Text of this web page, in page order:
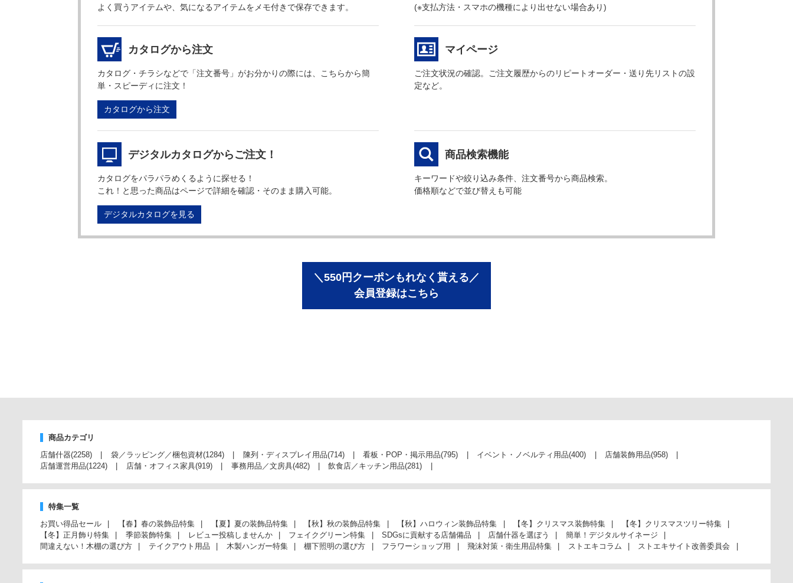
よく買うアイテムや、気になるアイテムをメモ付きで保存できます。
(※支払方法・スマホの機種により出せない場合あり)
カタログから注文
カタログ・チラシなどで「注文番号」がお分かりの際には、こちらから簡
単・スピーディに注文！
カタログから注文
マイページ
ご注文状況の確認。ご注文履歴からのリピートオーダー・送り先リストの設
定など。
デジタルカタログからご注文！
カタログをパラパラめくるように探せる！
これ！と思った商品はページで詳細を確認・そのまま購入可能。
デジタルカタログを見る
商品検索機能
キーワードや絞り込み条件、注文番号から商品検索。
価格順などで並び替えも可能
＼550円クーポンもれなく貰える／
会員登録はこちら
商品カテゴリ
店舗什器(2258) 袋／ラッピング／梱包資材(1284) 陳列・ディスプレイ用品(714) 看板・POP・掲示用品(795) イベント・ノベルティ用品(400) 店舗装飾用品(958)
店舗運営用品(1224) 店舗・オフィス家具(919) 事務用品／文房具(482) 飲食店／キッチン用品(281)
特集一覧
お買い得品セール
【春】春の装飾品特集 【夏】夏の装飾品特集 【秋】秋の装飾品特集 【秋】ハロウィン装飾品特集 【冬】クリスマス装飾特集
【冬】クリスマスツリー特集
【冬】正月飾り特集
季節装飾特集 レビュー投稿しませんか フェイクグリーン特集 SDGsに貢献する店舗備品 店舗什器を選ぼう
簡単！デジタルサイネージ
間違えない！木棚の選び方
テイクアウト用品 木製ハンガー特集 棚下照明の選び方 フラワーショップ用 飛沫対策・衛生用品特集 ストエキコラム ストエキサイト改善委員会